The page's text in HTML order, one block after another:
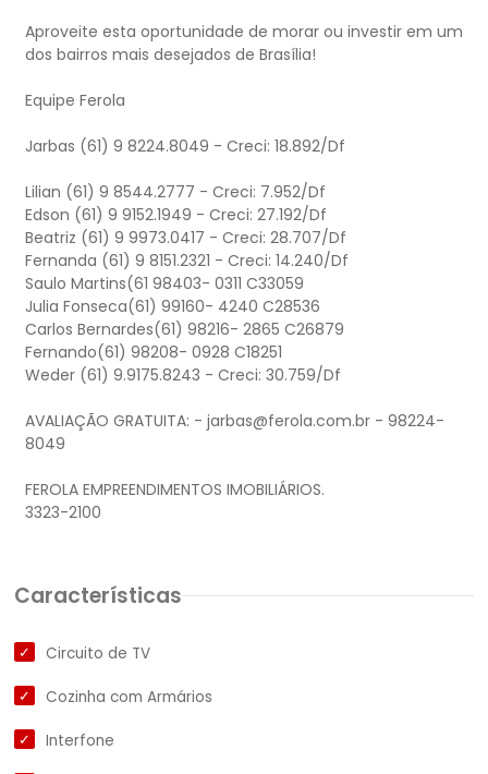
Aproveite esta oportunidade de morar ou investir em um
dos bairros mais desejados de Brasília!
Equipe Ferola
Jarbas (61) 9 8224.8049 - Creci: 18.892/Df
Lilian (61) 9 8544.2777 - Creci: 7.952/Df
Edson (61) 9 9152.1949 - Creci: 27.192/Df
Beatriz (61) 9 9973.0417 - Creci: 28.707/Df
Fernanda (61) 9 8151.2321 - Creci: 14.240/Df
Saulo Martins(61 98403- 0311 C33059
Julia Fonseca(61) 99160- 4240 C28536
Carlos Bernardes(61) 98216- 2865 C26879
Fernando(61) 98208- 0928 C18251
Weder (61) 9.9175.8243 - Creci: 30.759/Df
AVALIAÇÃO GRATUITA: - jarbas@ferola.com.br - 98224-
8049
FEROLA EMPREENDIMENTOS IMOBILIÁRIOS.
Características
Circuito de TV
Cozinha com Armários
Interfone